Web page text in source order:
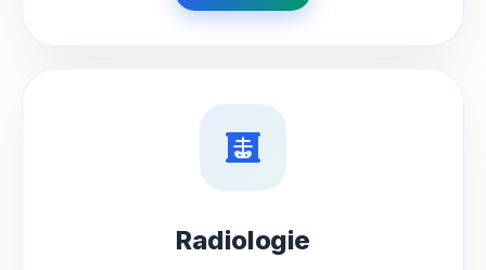
Radiologie